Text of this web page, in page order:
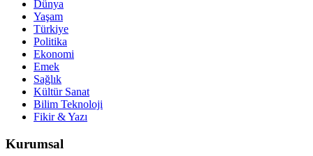
Dünya
Yaşam
Türkiye
Politika
Ekonomi
Emek
Sağlık
Kültür Sanat
Bilim Teknoloji
Fikir & Yazı
Kurumsal